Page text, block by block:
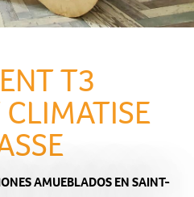
T3
CLIMATISE
AMUEBLADOSEN SAINT-